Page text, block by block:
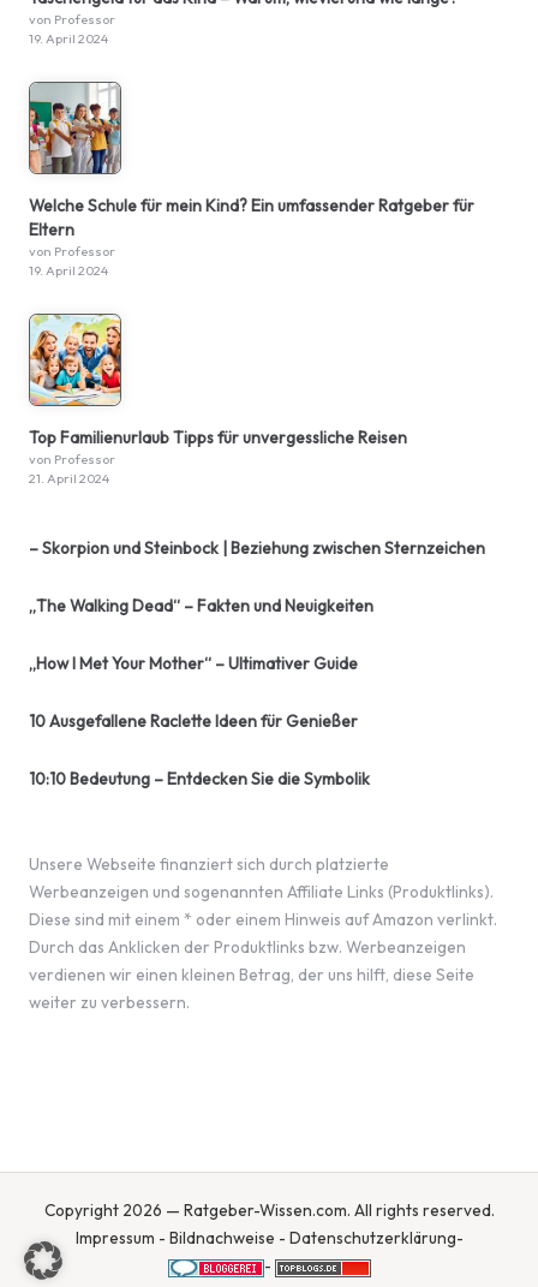
von Professor
19. April 2024
Welche Schule für mein Kind? Ein umfassender Ratgeber für
Eltern
von Professor
19. April 2024
Top Familienurlaub Tipps für unvergessliche Reisen
von Professor
21. April 2024
– Skorpion und Steinbock | Beziehung zwischen Sternzeichen
„The Walking Dead“ – Fakten und Neuigkeiten
„How I Met Your Mother“ – Ultimativer Guide
10 Ausgefallene Raclette Ideen für Genießer
10:10 Bedeutung – Entdecken Sie die Symbolik
Unsere Webseite finanziert sich durch platzierte
Werbeanzeigen und sogenannten Affiliate Links (Produktlinks).
Diese sind mit einem * oder einem Hinweis auf Amazon verlinkt.
Durch das Anklicken der Produktlinks bzw. Werbeanzeigen
verdienen wir einen kleinen Betrag, der uns hilft, diese Seite
weiter zu verbessern.
Copyright 2026 — Ratgeber-Wissen.com. All rights reserved.
Impressum - Bildnachweise - Datenschutzerklärung-
-